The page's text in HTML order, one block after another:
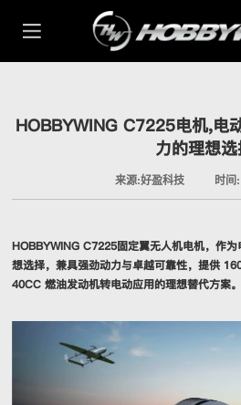
HOBBYWING C7225电机,电
力的理想选
来源:好盈科技 时间
HOBBYWING C7225固定翼无人机电机，作
想选择，兼具强劲动力与卓越可靠性，提供
40CC 燃油发动机转电动应用的理想替代方案。